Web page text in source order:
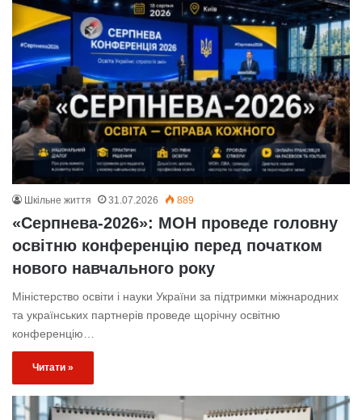
Шкільне життя 31.07.2026 889
«Серпнева-2026»: МОН проведе головну
освітню конференцію перед початком
нового навчального року
Міністерство освіти і науки України за підтримки міжнародних
та українських партнерів проведе щорічну освітню
конференцію…
Читати »